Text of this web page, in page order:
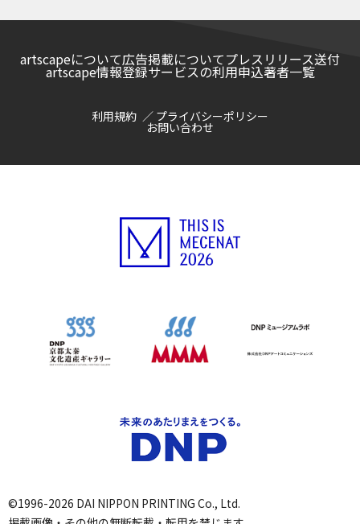
artscapeについて広告掲載についてプレスリリース送付
artscape情報登録サービスの利用申込著者一覧
利用規約 プライバシーポリシー
お問い合わせ
©1996-2026 DAI NIPPON PRINTING Co., Ltd.